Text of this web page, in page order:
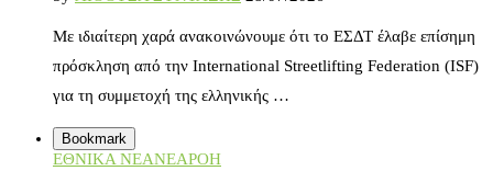
Με ιδιαίτερη χαρά ανακοινώνουμε ότι το ΕΣΔΤ έλαβε επίσημη
πρόσκληση από την International Streetlifting Federation (ISF)
για τη συμμετοχή της ελληνικής …
Bookmark
ΕΘΝΙΚΑ ΝΕΑΝΕΑΡΟΗ